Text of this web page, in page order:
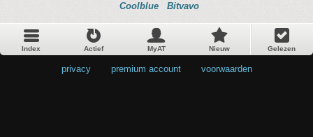
Coolblue Bitvavo
Index Actief MyAT Nieuw Gelezen
privacy premium account voorwaarden